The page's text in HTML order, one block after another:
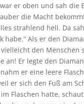
er oben und sah
die Macht
strahlend hell. Da
Als er den
den Menschen
an! Er legte den
er eine leere
er sich den Fuß am
Flaschen hatte,